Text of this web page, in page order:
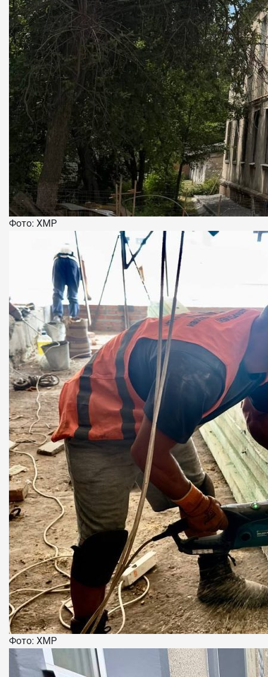
Фото: ХМР
Фото: ХМР